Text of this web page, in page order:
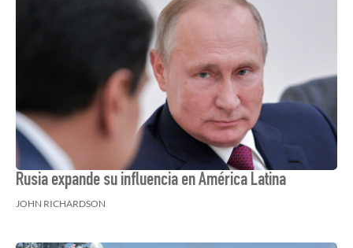
Rusia expande su influencia en América Latina
JOHN RICHARDSON